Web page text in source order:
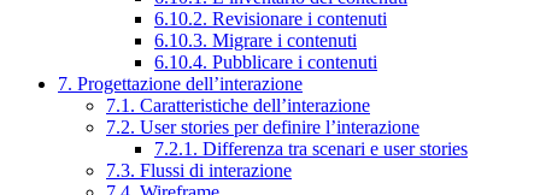
6.10.2. Revisionare i contenuti
6.10.3. Migrare i contenuti
6.10.4. Pubblicare i contenuti
7. Progettazione dell’interazione
7.1. Caratteristiche dell’interazione
7.2. User stories per definire l’interazione
7.2.1. Differenza tra scenari e user stories
7.3. Flussi di interazione